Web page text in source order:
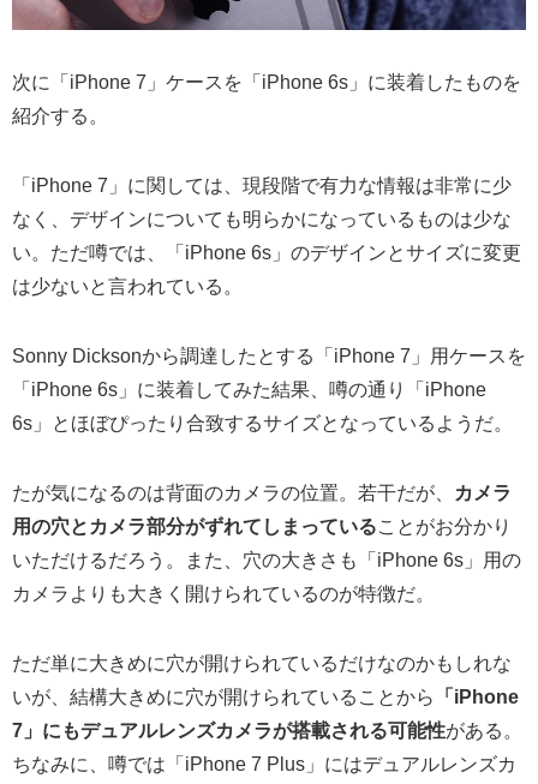
次に「iPhone 7」ケースを「iPhone 6s」に装着したものを
紹介する。
「iPhone 7」に関しては、現段階で有力な情報は非常に少
なく、デザインについても明らかになっているものは少な
い。ただ噂では、「iPhone 6s」のデザインとサイズに変更
は少ないと言われている。
Sonny Dicksonから調達したとする「iPhone 7」用ケースを
「iPhone 6s」に装着してみた結果、噂の通り「iPhone
6s」とほぼぴったり合致するサイズとなっているようだ。
たが気になるのは背面のカメラの位置。若干だが、
カメラ
用の穴とカメラ部分がずれてしまっていることがお分かり
いただけるだろう。また、穴の大きさも「iPhone 6s」用の
カメラよりも大きく開けられているのが特徴だ。
ただ単に大きめに穴が開けられているだけなのかもしれな
いが、結構大きめに穴が開けられていることから
「iPhone
7」にもデュアルレンズカメラが搭載される可能性がある。
ちなみに、噂では「iPhone 7 Plus」にはデュアルレンズカ